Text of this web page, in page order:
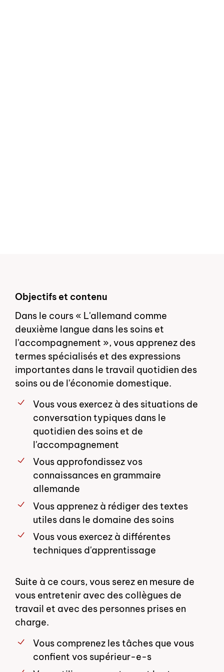
Objectifs et contenu
Dans le cours « L'allemand comme
deuxième langue dans les soins et
l'accompagnement », vous apprenez des
termes spécialisés et des expressions
importantes dans le travail quotidien des
soins ou de l'économie domestique.
Vous vous exercez à des situations de
conversation typiques dans le
quotidien des soins et de
l'accompagnement
Vous approfondissez vos
connaissances en grammaire
allemande
Vous apprenez à rédiger des textes
utiles dans le domaine des soins
Vous vous exercez à différentes
techniques d'apprentissage
Suite à ce cours, vous serez en mesure de
vous entretenir avec des collègues de
travail et avec des personnes prises en
charge.
Vous comprenez les tâches que vous
confient vos supérieur-e-s